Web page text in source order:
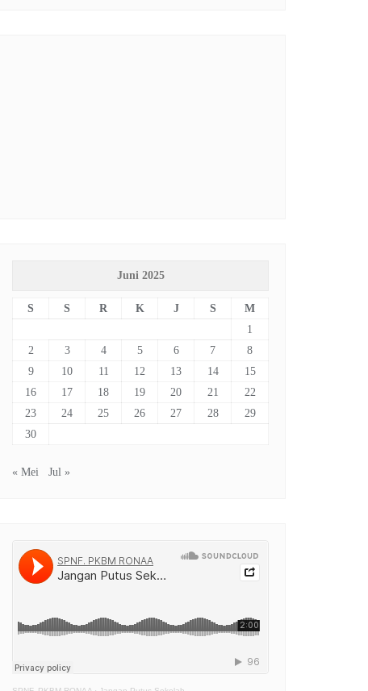
Juni 2025
S S R K J S
M
1
2
3 4 5 6 7
8
9
10 11 12 13 14
15
16
17 18 19 20 21
22
23
24 25 26 27 28
29
30
« Mei Jul »